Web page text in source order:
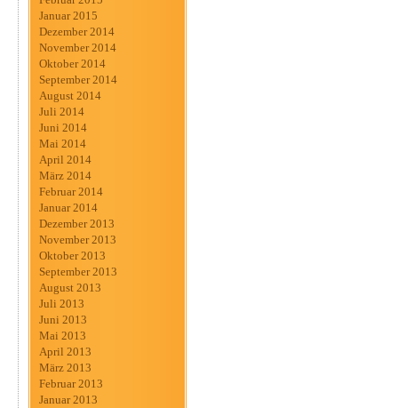
Januar 2015
Dezember 2014
November 2014
Oktober 2014
September 2014
August 2014
Juli 2014
Juni 2014
Mai 2014
April 2014
März 2014
Februar 2014
Januar 2014
Dezember 2013
November 2013
Oktober 2013
September 2013
August 2013
Juli 2013
Juni 2013
Mai 2013
April 2013
März 2013
Februar 2013
Januar 2013